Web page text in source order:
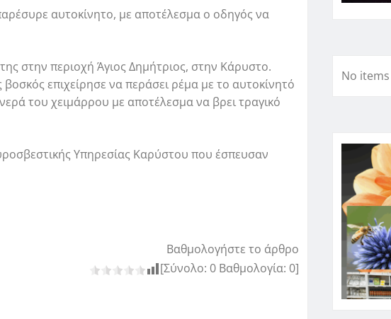
αυτοκίνητο, με αποτέλεσμα ο οδηγός να
στην περιοχή Άγιος Δημήτριος, στην Κάρυστο.
επιχείρησε να περάσει ρέμα με το αυτοκίνητό
του χειμάρρου με αποτέλεσμα να βρει τραγικό
Υπηρεσίας Καρύστου που έσπευσαν
Βαθμολογήστε το άρθρο
[Σύνολο: 0 Βαθμολογία: 0]